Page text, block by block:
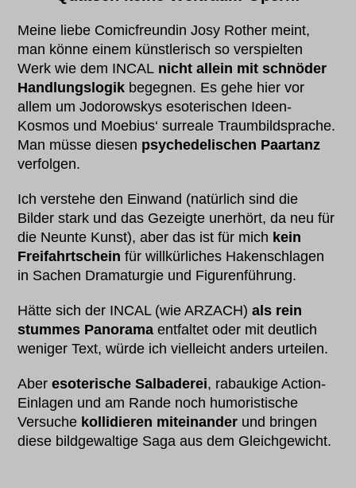
Meine liebe Comicfreundin Josy Rother meint,
man könne einem künstlerisch so verspielten
Werk wie dem INCAL nicht allein mit schnöder
Handlungslogik begegnen. Es gehe hier vor
allem um Jodorowskys esoterischen Ideen-
Kosmos und Moebius‘ surreale Traumbildsprache.
Man müsse diesen psychedelischen Paartanz
verfolgen.
Ich verstehe den Einwand (natürlich sind die
Bilder stark und das Gezeigte unerhört, da neu für
die Neunte Kunst), aber das ist für mich kein
Freifahrtschein für willkürliches Hakenschlagen
in Sachen Dramaturgie und Figurenführung.
Hätte sich der INCAL (wie ARZACH)als rein
stummes Panorama entfaltet oder mit deutlich
weniger Text, würde ich vielleicht anders urteilen.
Aberesoterische Salbaderei, rabaukige Action-
Einlagen und am Rande noch humoristische
Versuche kollidieren miteinander und bringen
diese bildgewaltige Saga aus dem Gleichgewicht.